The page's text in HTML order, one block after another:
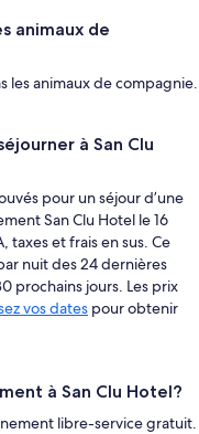
animaux de
les animaux de compagnie.
à San Clu
pour un séjour d’une
San Clu Hotel le 16
taxes et frais en sus. Ce
nuit des 24 dernières
prochains jours. Les prix
vos dates pour obtenir
à San Clu Hotel?
libre-service gratuit.